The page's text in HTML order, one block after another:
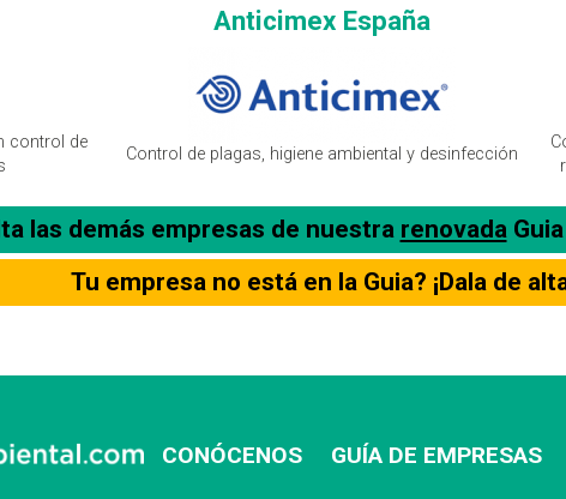
control de
Anticimex España
Control de plagas, higiene ambiental y desinfección
las demás empresas de nuestra renovadaGuia
Tu empresa no está en la Guia? ¡Dala de
CONÓCENOS GUÍA DE EMPRESAS